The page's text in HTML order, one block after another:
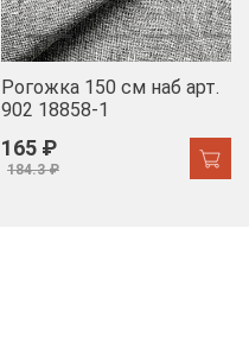
Рогожка 150 см наб арт.
902 18858-1
165 ₽
184.3 ₽